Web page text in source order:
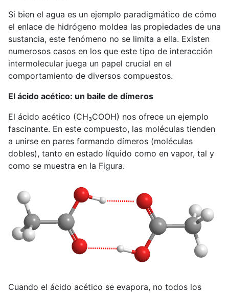
Si bien el agua es un ejemplo paradigmático de cómo
el enlace de hidrógeno moldea las propiedades de una
sustancia, este fenómeno no se limita a ella. Existen
numerosos casos en los que este tipo de interacción
intermolecular juega un papel crucial en el
comportamiento de diversos compuestos.
El ácido acético: un baile de dímeros
El ácido acético (CH₃COOH) nos ofrece un ejemplo
fascinante. En este compuesto, las moléculas tienden
a unirse en pares formando dímeros (moléculas
dobles), tanto en estado líquido como en vapor, tal y
como se muestra en la Figura.
Cuando el ácido acético se evapora, no todos los